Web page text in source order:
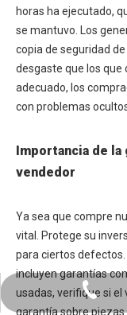
horas ha ejecutado,
se mantuvo. Los
copia de seguridad
desgaste que los
adecuado, los
con problemas
Importancia de la
vendedor
Ya sea que compre
vital. Protege su
para ciertos
incluyen garantías
usadas, verifique si
garantía sobre